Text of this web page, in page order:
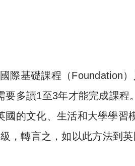
際基礎課程（Foundation
多讀1至3年才能完成課程。
的文化、生活和大學學習
，轉言之，如以此方法到